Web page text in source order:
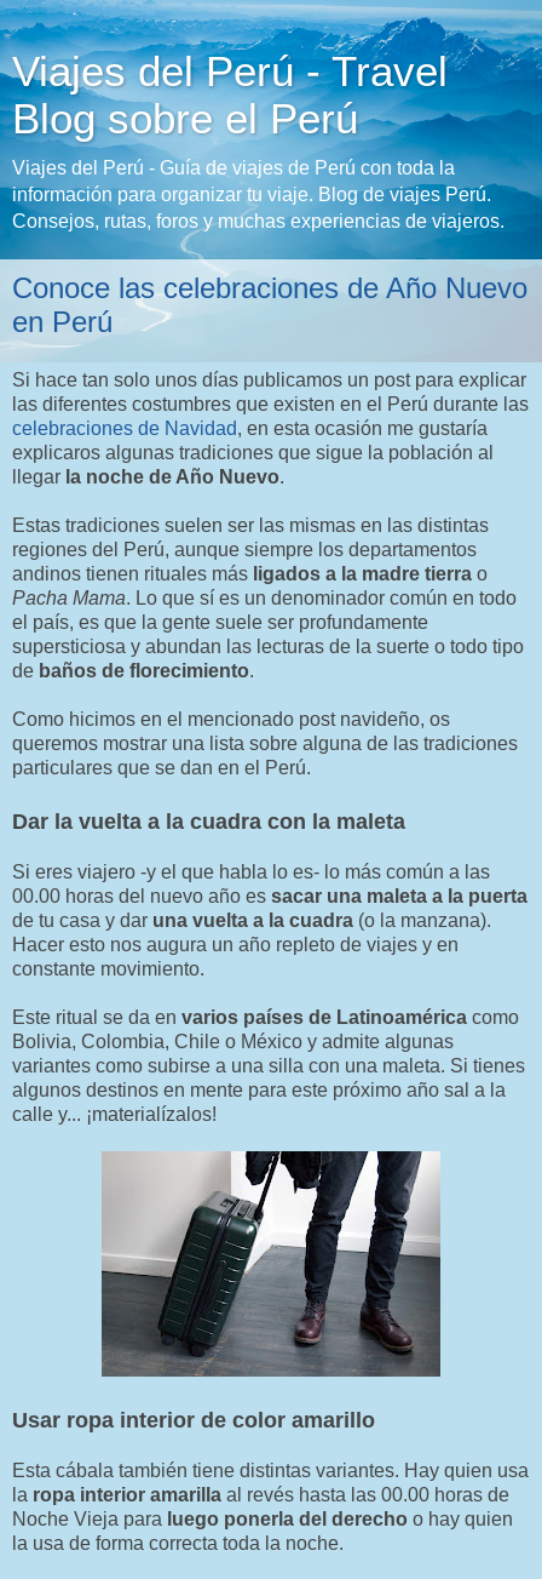
Viajes del Perú - Travel
Blog sobre el Perú
Viajes del Perú - Guía de viajes de Perú con toda la
información para organizar tu viaje. Blog de viajes Perú.
Consejos, rutas, foros y muchas experiencias de viajeros.
Conoce las celebraciones de Año Nuevo
en Perú
Si hace tan solo unos días publicamos un post para explicar
las diferentes costumbres que existen en el Perú durante las
celebraciones de Navidad, en esta ocasión me gustaría
explicaros algunas tradiciones que sigue la población al
llegar la noche de Año Nuevo.
Estas tradiciones suelen ser las mismas en las distintas
regiones del Perú, aunque siempre los departamentos
andinos tienen rituales más ligados a la madre tierra o
Pacha Mama. Lo que sí es un denominador común en todo
el país, es que la gente suele ser profundamente
supersticiosa y abundan las lecturas de la suerte o todo tipo
de baños de florecimiento.
Como hicimos en el mencionado post navideño, os
queremos mostrar una lista sobre alguna de las tradiciones
particulares que se dan en el Perú.
Dar la vuelta a la cuadra con la maleta
Si eres viajero -y el que habla lo es- lo más común a las
00.00 horas del nuevo año es sacar una maleta a la puerta
de tu casa y dar una vuelta a la cuadra (o la manzana).
Hacer esto nos augura un año repleto de viajes y en
constante movimiento.
Este ritual se da en varios países de Latinoamérica como
Bolivia, Colombia, Chile o México y admite algunas
variantes como subirse a una silla con una maleta. Si tienes
algunos destinos en mente para este próximo año sal a la
calle y... ¡materialízalos!
Usar ropa interior de color amarillo
Esta cábala también tiene distintas variantes. Hay quien usa
la ropa interior amarilla al revés hasta las 00.00 horas de
Noche Vieja para luego ponerla del derecho o hay quien
la usa de forma correcta toda la noche.